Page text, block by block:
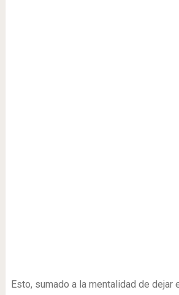
Esto, sumado a la mentalidad de dejar